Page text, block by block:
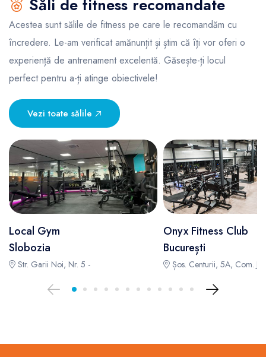
Săli de fitness recomandate
Acestea sunt sălile de fitness pe care le recomandăm cu
încredere. Le-am verificat amănunțit și știm că îți vor oferi o
experiență de antrenament excelentă. Găsește-ți locul
perfect pentru a-ți atinge obiectivele!
Vezi toate sălile
Local Gym
Slobozia
Str. Garii Noi, Nr. 5 -
Onyx Fitness Club
București
Șos. Centurii, 5A, Com.